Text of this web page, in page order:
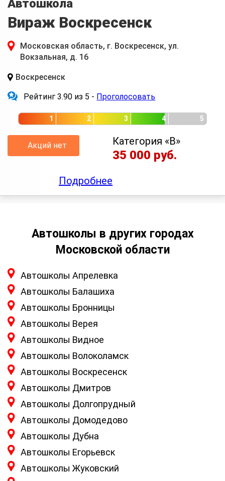
Автошкола
Вираж Воскресенск
Московская область, г. Воскресенск, ул.
Вокзальная, д. 16
Воскресенск
Рейтинг 3.90 из 5 - Проголосовать
1 2 3 4 5
Акций нет Категория «B»
35 000 руб.
Подробнее
Автошколы в других городах
Московской области
Автошколы Апрелевка
Автошколы Балашиха
Автошколы Бронницы
Автошколы Верея
Автошколы Видное
Автошколы Волоколамск
Автошколы Воскресенск
Автошколы Дмитров
Автошколы Долгопрудный
Автошколы Домодедово
Автошколы Дубна
Автошколы Егорьевск
Автошколы Жуковский